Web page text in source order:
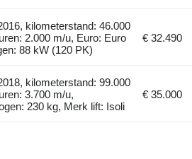
kilometerstand: 46.000
2.000 m/u, Euro: Euro
88 kW (120 PK)
€ 32.490
kilometerstand: 99.000
3.700 m/u,
230 kg, Merk lift: Isoli
€ 35.000